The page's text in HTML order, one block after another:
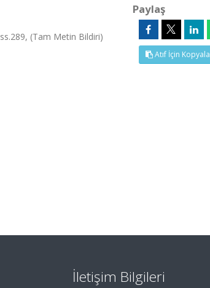
(Tam Metin Bildiri)
Paylaş
Atıf İçin Kopyala
İletişim Bilgileri